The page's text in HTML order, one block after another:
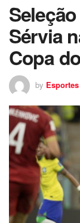
Sérvia
Copa
by